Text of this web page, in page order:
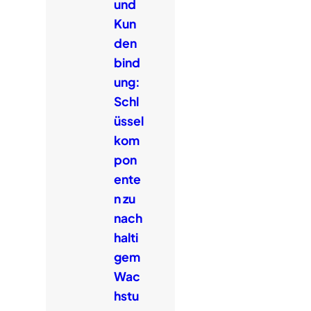
und
Kun
den
bind
ung:
Schl
üssel
kom
pon
ente
n zu
nach
halti
gem
Wac
hstu